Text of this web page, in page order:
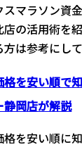
マラソン資
の活用術を
は参考にし
格を安い順で
静岡店が解説
格を安い順に